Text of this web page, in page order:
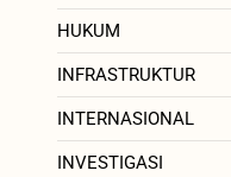
HUKUM
INFRASTRUKTUR
INTERNASIONAL
INVESTIGASI